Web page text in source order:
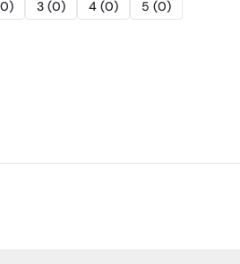
0) 3 (0) 4 (0) 5 (0)